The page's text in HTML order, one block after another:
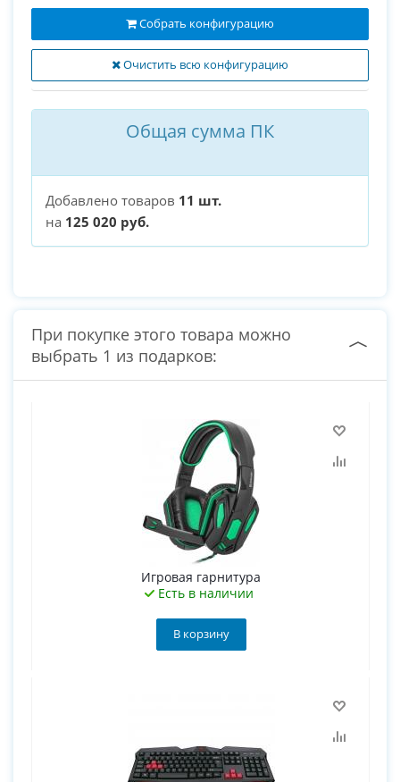
Очистить всю конфигурацию
Собрать конфигурацию
Общая сумма ПК
Добавлено товаров 11 шт.
на 125 020 руб.
При покупке этого товара можно
выбрать 1 из подарков:
Игровая гарнитура
Есть в наличии
В корзину